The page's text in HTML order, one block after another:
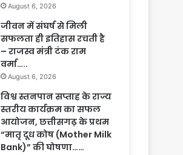
August 6, 2026
जीवन में संघर्ष से मिली
सफलता ही इतिहास रचती है
– राजस्व मंत्री टंक राम
वर्मा…..
August 6, 2026
विश्व स्तनपान सप्ताह के राज्य
स्तरीय कार्यक्रम का सफल
आयोजन, छत्तीसगढ़ के प्रथम
“मातृ दूध कोष (Mother Milk
Bank)” की घोषणा……